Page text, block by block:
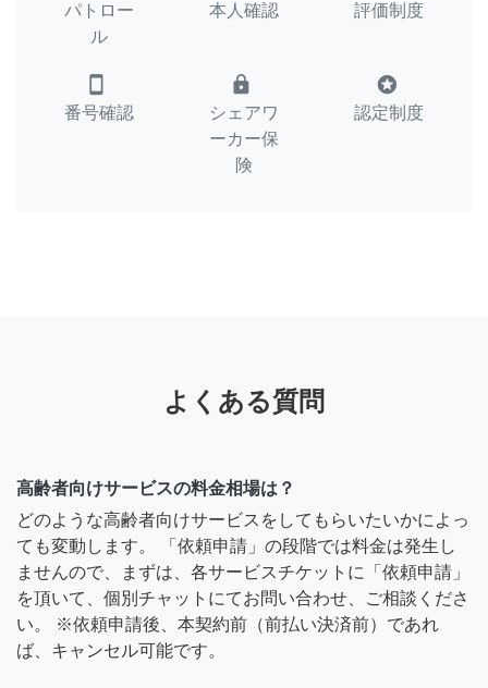
パトロー
ル
本人確認 評価制度
smartphone
番号確認
lock
シェアワ
ーカー保
険
stars
認定制度
よくある質問
高齢者向けサービスの料金相場は？
どのような高齢者向けサービスをしてもらいたいかによっ
ても変動します。 「依頼申請」の段階では料金は発生し
ませんので、まずは、各サービスチケットに「依頼申請」
を頂いて、個別チャットにてお問い合わせ、ご相談くださ
い。 ※依頼申請後、本契約前（前払い決済前）であれ
ば、キャンセル可能です。